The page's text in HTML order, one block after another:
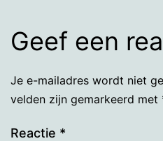
Geef een
Je e-mailadres wordt niet
velden zijn gemarkeerd met
Reactie *